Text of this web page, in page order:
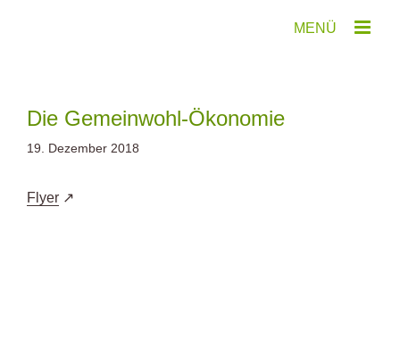
Die Gemeinwohl-Ökonomie
19. Dezember 2018
Flyer